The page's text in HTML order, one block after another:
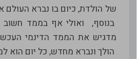
של הולדת, כיום בו נברא
בנוסף, ואולי אף בממד חשוב
מדגיש את הממד הדינמי
הולך ונברא מחדש, כל יום הוא